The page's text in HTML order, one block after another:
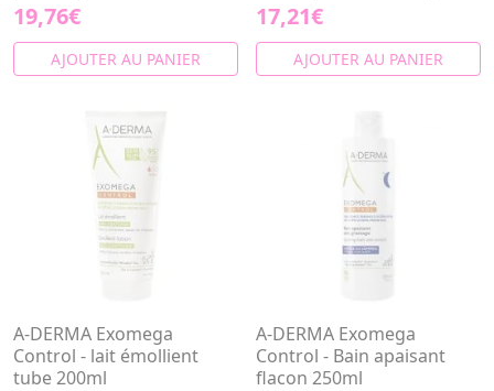
19,76€
AJOUTER AU PANIER
17,21€
AJOUTER AU PANIER
A-DERMA Exomega
Control - lait émollient
tube 200ml
A-DERMA Exomega
Control - Bain apaisant
flacon 250ml